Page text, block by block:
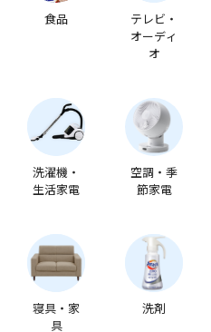
食品
テレビ・
オーディ
オ
洗濯機・
生活家電
空調・季
節家電
寝具・家
具
洗剤